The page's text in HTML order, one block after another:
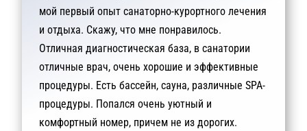
мой первый опыт санаторно-курортного лечения
и отдыха. Скажу, что мне понравилось.
Отличная диагностическая база, в санатории
отличные врач, очень хорошие и эффективные
процедуры. Есть бассейн, сауна, различные SPA-
процедуры. Попался очень уютный и
комфортный номер, причем не из дорогих.